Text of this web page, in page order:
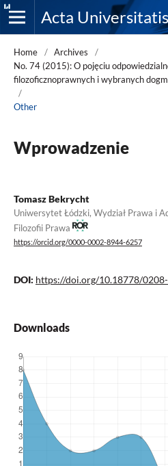
Home / Archives
/
No. 74 (2015): O pojęciu
filozoficznoprawnych i wybranych
/
Other
Wprowadzenie
Tomasz Bekrycht
Uniwersytet Łódzki, Wydział Prawa i
Filozofii Prawa
https://orcid.org/0000-0002-8944-6257
DOI: https://doi.org/10.18778/
Downloads